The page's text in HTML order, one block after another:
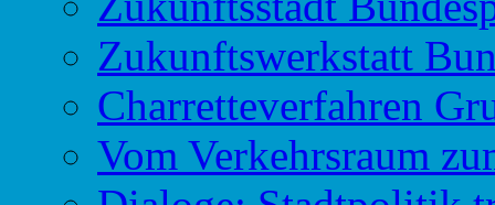
Zukunftswerkstatt
Charretteverfahren
Vom Verkehrsraum